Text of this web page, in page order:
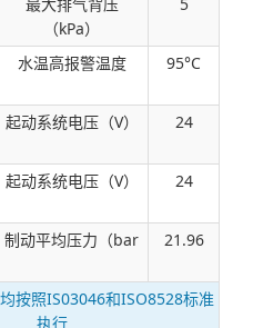
最大排气背压
（kPa）
5
水温高报警温度 95°C
起动系统电压（V） 24
起动系统电压（V） 24
制动平均压力（bar 21.96
按照IS03046和ISO8528标准
执行